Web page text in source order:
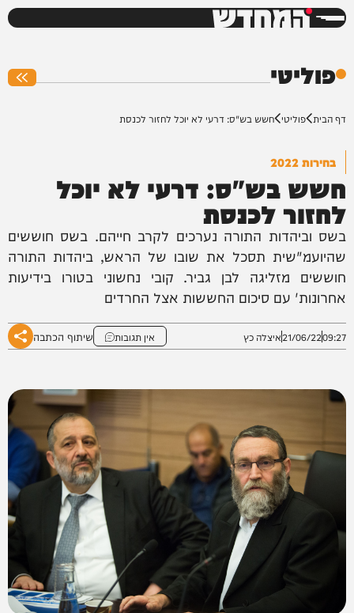
המחדש
פוליטי
דף הבית פוליטי חשש בש"ס: דרעי לא יוכל לחזור לכנסת
בחירות 2022
חשש בש"ס: דרעי לא יוכל
לחזור לכנסת
בשס וביהדות התורה נערכים לקרב חייהם. בשס חוששים
שהיועמ"שית תסכל את שובו של הראש, ביהדות התורה
חוששים מזליגה לבן גביר. קובי נחשוני בטורו בידיעות
אחרונות' עם סיכום החששות אצל החרדים
09:27
21/06/22איצלה כץ אין תגובות שיתוף הכתבה